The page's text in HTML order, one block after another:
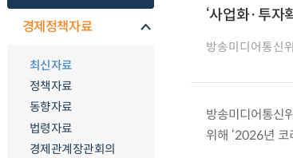
경제정책자료
최신자료
정책자료
동향자료
법령자료
경제관계장관회의
‘사업화·투자
방송미디어통신
방송미디어통신
위해 ‘2026년 코